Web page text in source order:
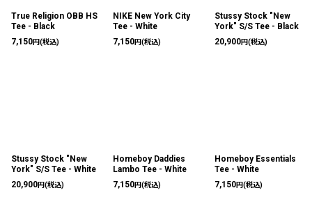
True Religion OBB HS
Tee - Black
7,150円(税込)
NIKE New York City
Tee - White
7,150円(税込)
Stussy Stock "New
York" S/S Tee - Black
20,900円(税込)
Stussy Stock "New
York" S/S Tee - White
20,900円(税込)
Homeboy Daddies
Lambo Tee - White
7,150円(税込)
Homeboy Essentials
Tee - White
7,150円(税込)